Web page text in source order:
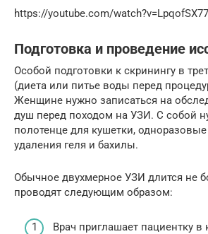
https://youtube.com/
Подготовка и проведение
Особой подготовки к скринингу в
(диета или питье воды перед
Женщине нужно записаться на
душ перед походом на УЗИ. С собой
полотенце для кушетки,
удаления геля и бахилы.
Обычное двухмерное УЗИ длится не
проводят следующим образом:
Врач приглашает пациентку в